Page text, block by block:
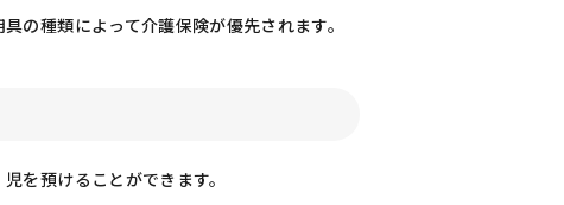
の種類によって介護保険が優先されます。
を預けることができます。